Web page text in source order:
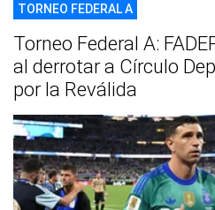
TORNEO FEDERAL A
Torneo Federal A:
al derrotar a Círculo
por la Reválida